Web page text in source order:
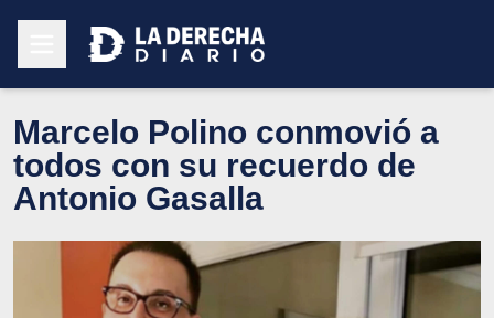
Marcelo Polino conmovió a
todos con su recuerdo de
Antonio Gasalla